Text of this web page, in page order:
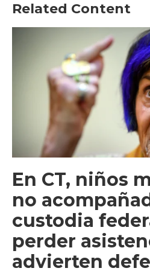
Related Content
En CT, niños
no
custodia
perder
advierten